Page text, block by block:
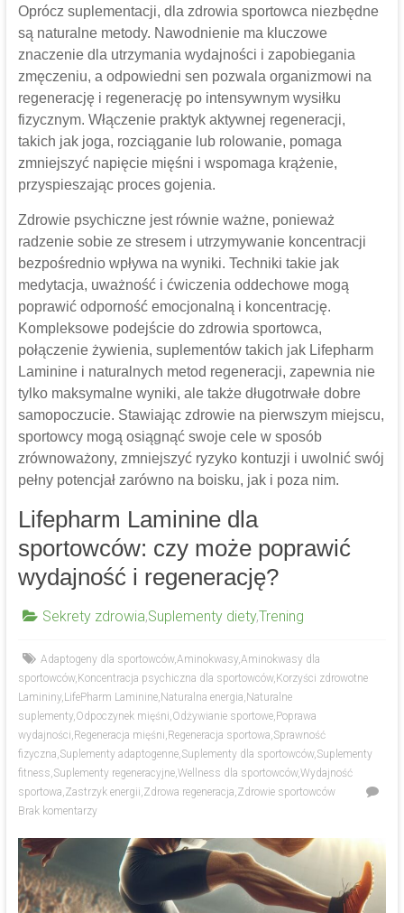
Oprócz suplementacji, dla zdrowia sportowca niezbędne
są naturalne metody. Nawodnienie ma kluczowe
znaczenie dla utrzymania wydajności i zapobiegania
zmęczeniu, a odpowiedni sen pozwala organizmowi na
regenerację i regenerację po intensywnym wysiłku
fizycznym. Włączenie praktyk aktywnej regeneracji,
takich jak joga, rozciąganie lub rolowanie, pomaga
zmniejszyć napięcie mięśni i wspomaga krążenie,
przyspieszając proces gojenia.
Zdrowie psychiczne jest równie ważne, ponieważ
radzenie sobie ze stresem i utrzymywanie koncentracji
bezpośrednio wpływa na wyniki. Techniki takie jak
medytacja, uważność i ćwiczenia oddechowe mogą
poprawić odporność emocjonalną i koncentrację.
Kompleksowe podejście do zdrowia sportowca,
połączenie żywienia, suplementów takich jak Lifepharm
Laminine i naturalnych metod regeneracji, zapewnia nie
tylko maksymalne wyniki, ale także długotrwałe dobre
samopoczucie. Stawiając zdrowie na pierwszym miejscu,
sportowcy mogą osiągnąć swoje cele w sposób
zrównoważony, zmniejszyć ryzyko kontuzji i uwolnić swój
pełny potencjał zarówno na boisku, jak i poza nim.
Lifepharm Laminine dla
sportowców: czy może poprawić
wydajność i regenerację?
Sekrety zdrowia,Suplementy diety,Trening
Adaptogeny dla sportowców,Aminokwasy,Aminokwasy dla
sportowców, Koncentracja psychiczna dla sportowców, Korzyści zdrowotne
Lamininy, LifePharm Laminine, Naturalna energia, Naturalne
suplementy,Odpoczynek mięśni,Odżywianie sportowe, Poprawa
wydajności, Regeneracja mięśni, Regeneracja sportowa,Sprawność
fizyczna,Suplementy adaptogenne,Suplementy dla sportowców,Suplementy
fitness,Suplementy regeneracyjne,Wellness dla sportowców,Wydajność
sportowa,Zastrzyk energii,Zdrowa regeneracja,Zdrowie sportowców
Brak komentarzy